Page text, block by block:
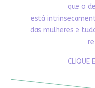
que o
está
das mulheres e
CLIQUE